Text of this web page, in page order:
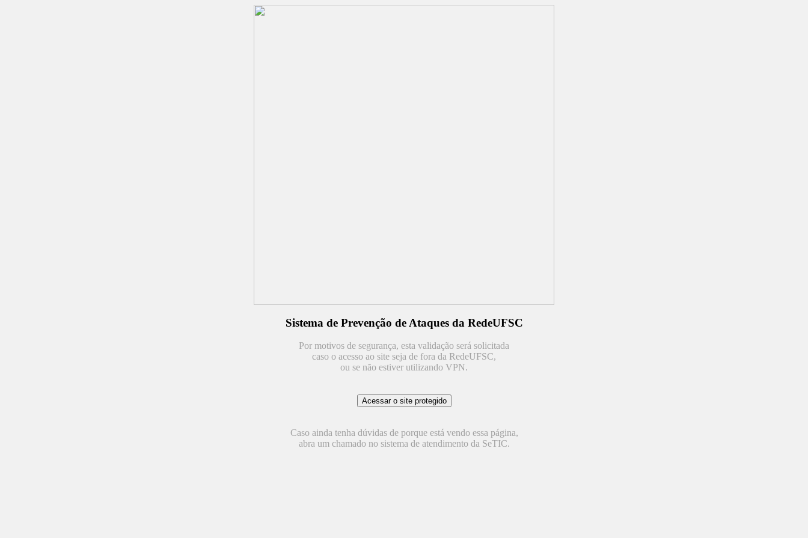
Sistema de Prevenção de Ataques da RedeUFSC
Por motivos de segurança, esta validação será solicitada
caso o acesso ao site seja de fora da RedeUFSC,
ou se não estiver utilizando VPN.
Caso ainda tenha dúvidas de porque está vendo essa página,
abra um chamado no sistema de atendimento da SeTIC.